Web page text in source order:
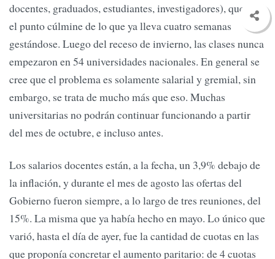
docentes, graduados, estudiantes, investigadores), que será
el punto cúlmine de lo que ya lleva cuatro semanas
gestándose. Luego del receso de invierno, las clases nunca
empezaron en 54 universidades nacionales. En general se
cree que el problema es solamente salarial y gremial, sin
embargo, se trata de mucho más que eso. Muchas
universitarias no podrán continuar funcionando a partir
del mes de octubre, e incluso antes.
Los salarios docentes están, a la fecha, un 3,9% debajo de
la inflación, y durante el mes de agosto las ofertas del
Gobierno fueron siempre, a lo largo de tres reuniones, del
15%. La misma que ya había hecho en mayo. Lo único que
varió, hasta el día de ayer, fue la cantidad de cuotas en las
que proponía concretar el aumento paritario: de 4 cuotas